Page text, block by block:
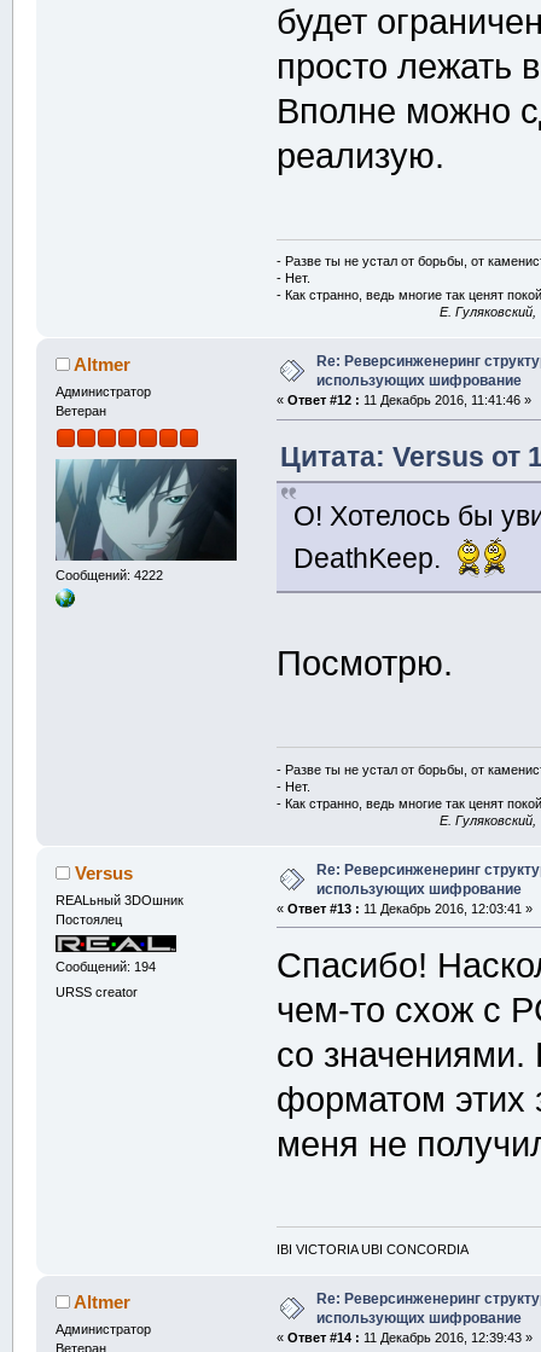
будет
просто лежать
Вполне можно
реализую.
- Разве ты не устал от борьбы, от
- Нет.
- Как странно, ведь многие так ценят
E.
Altmer
Администратор
Ветеран
Сообщений: 4222
Re: Реверсинженеринг
использующих шифрование
«Ответ #12 : 11 Декабрь 2016, 11:41:46 »
Цитата: Versus от
О! Хотелось бы
DeathKeep.
Посмотрю.
- Разве ты не устал от борьбы, от
- Нет.
- Как странно, ведь многие так ценят
E.
Versus
REALьный 3DOшник
Постоялец
Сообщений: 194
URSS creator
Re: Реверсинженеринг
использующих шифрование
«Ответ #13 : 11 Декабрь 2016, 12:03:41 »
Спасибо!
чем-то схож с
со значениями.
форматом этих
меня не
IBI VICTORIA UBI CONCORDIA
Altmer
Администратор
Ветеран
Re: Реверсинженеринг
использующих шифрование
«Ответ #14 : 11 Декабрь 2016, 12:39:43 »